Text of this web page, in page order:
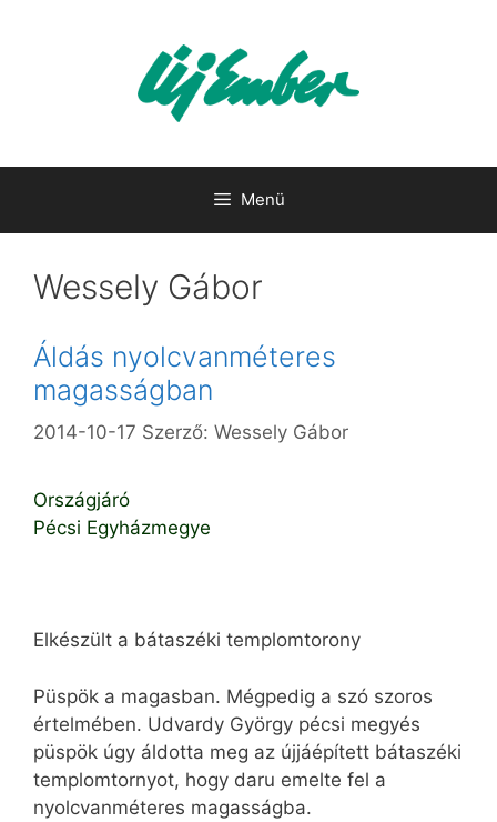
Menü
Wessely Gábor
Áldás nyolcvanméteres
magasságban
2014-10-17 Szerző: Wessely Gábor
Országjáró
Pécsi Egyházmegye
Elkészült a bátaszéki templomtorony
Püspök a magasban. Mégpedig a szó szoros
értelmében. Udvardy György pécsi megyés
püspök úgy áldotta meg az újjáépített bátaszéki
templomtornyot, hogy daru emelte fel a
nyolcvanméteres magasságba.